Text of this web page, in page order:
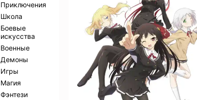
Приключения
Школа
Боевые
искусства
Военные
Демоны
Игры
Магия
Фэнтези